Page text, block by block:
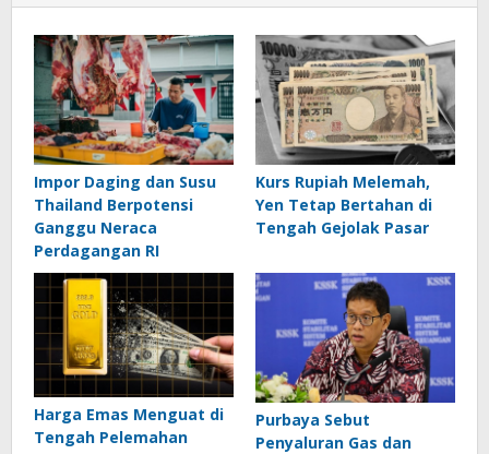
Impor Daging dan Susu
Thailand Berpotensi
Ganggu Neraca
Perdagangan RI
Kurs Rupiah Melemah,
Yen Tetap Bertahan di
Tengah Gejolak Pasar
Harga Emas Menguat di
Tengah Pelemahan
Purbaya Sebut
Penyaluran Gas dan